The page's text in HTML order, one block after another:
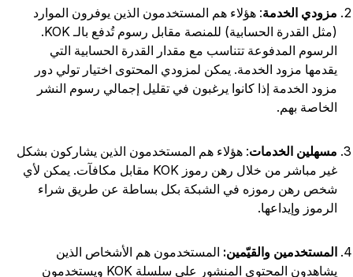
الخدمة: هؤلاء هم المستخدمون الذين يوفرون الموارد
(مثل القدرة الحسابية) للمنصة مقابل رسوم تُدفع بالـ KOK.
المدفوعة تتناسب مع مقدار القدرة الحسابية التي
مزود الخدمة. يمكن لمزودي المحتوى اختيار تولي دور
الخدمة إذا كانوا يرغبون في تقليل إجمالي رسوم النشر
بهم.
الخدمات: هؤلاء هم المستخدمون الذين يشاركون بشكل
غير مباشر من خلال رهن رموز KOK مقابل مكافآت. يمكن لأي
رهن رموزه في الشبكة بكل بساطة عن طريق شراء
وإيداعها.
والقيّمين:المستخدمون هم الأشخاص الذين
يشاهدون المحتوى المنشور على سلسلة KOK ويستخدمون